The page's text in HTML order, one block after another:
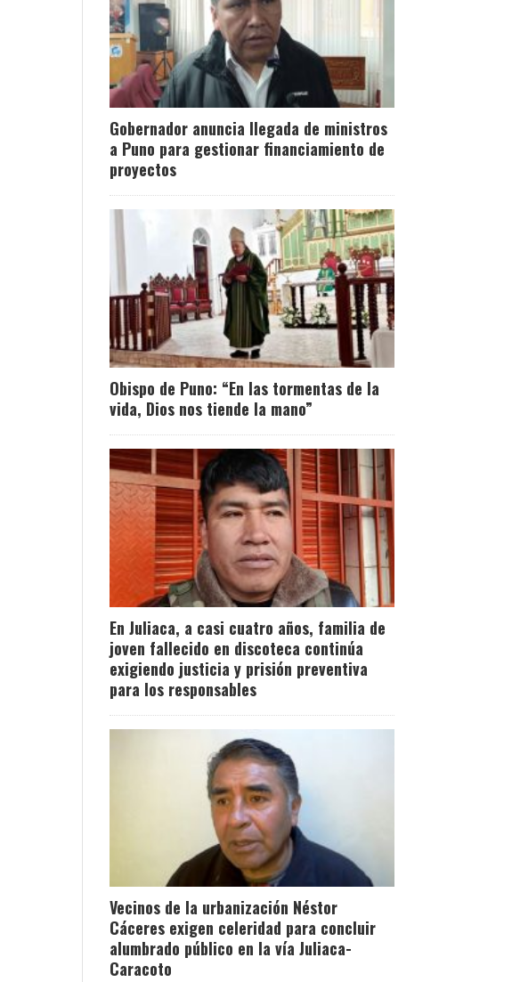
Gobernador anuncia llegada de ministros
a Puno para gestionar financiamiento de
proyectos
Obispo de Puno: “En las tormentas de la
vida, Dios nos tiende la mano”
En Juliaca, a casi cuatro años, familia de
joven fallecido en discoteca continúa
exigiendo justicia y prisión preventiva
para los responsables
Vecinos de la urbanización Néstor
Cáceres exigen celeridad para concluir
alumbrado público en la vía Juliaca-
Caracoto